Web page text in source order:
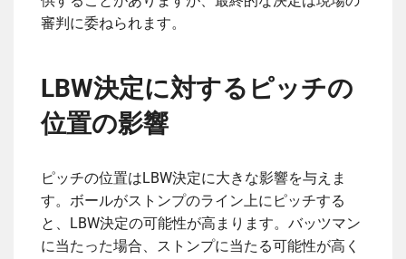
審判に委ねられます。
LBW決定に対するピッチの
位置の影響
ピッチの位置はLBW決定に大きな影響を与えま
す。ボールがストンプのライン上にピッチする
と、LBW決定の可能性が高まります。バッツマン
に当たった場合、ストンプに当たる可能性が高く